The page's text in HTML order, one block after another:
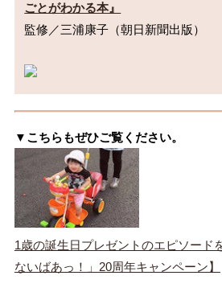
ごとがわかる本』
監修／三浦康子（朝日新聞出版）
▼こちらもぜひご覧ください。
1歳の誕生日プレゼントのエピソード
ないばあっ！」20周年キャンペーン】